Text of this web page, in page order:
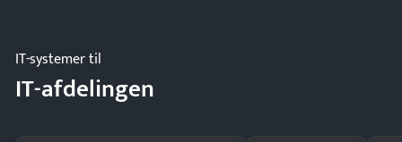
IT-systemer til
IT-afdelingen